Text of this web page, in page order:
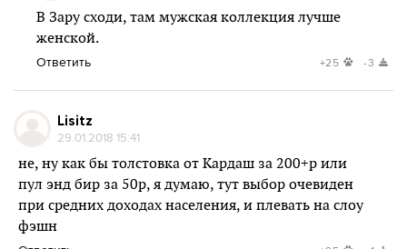
В Зару сходи, там мужская коллекция лучше
женской.
Ответить +25 -3
Lisitz
29.01.2018 15:41
не, ну как бы толстовка от Кардаш за 200+р или
пул энд бир за 50р, я думаю, тут выбор очевиден
при средних доходах населения, и плевать на слоу
фэшн